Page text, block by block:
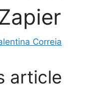
Correia
article